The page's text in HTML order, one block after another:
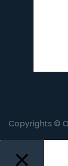
Copyrights ©